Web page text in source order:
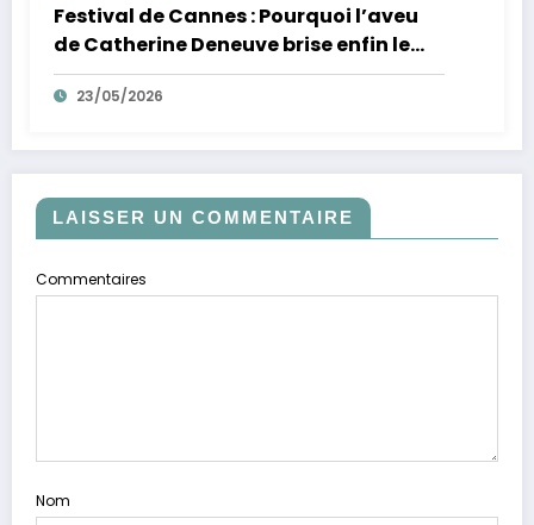
Festival de Cannes : Pourquoi l’aveu
de Catherine Deneuve brise enfin le
mythe de la Croisette
23/05/2026
LAISSER UN COMMENTAIRE
Commentaires
Nom